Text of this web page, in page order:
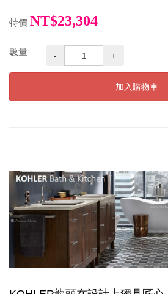
特價 NT$23,304
數量 - +
加入購物車